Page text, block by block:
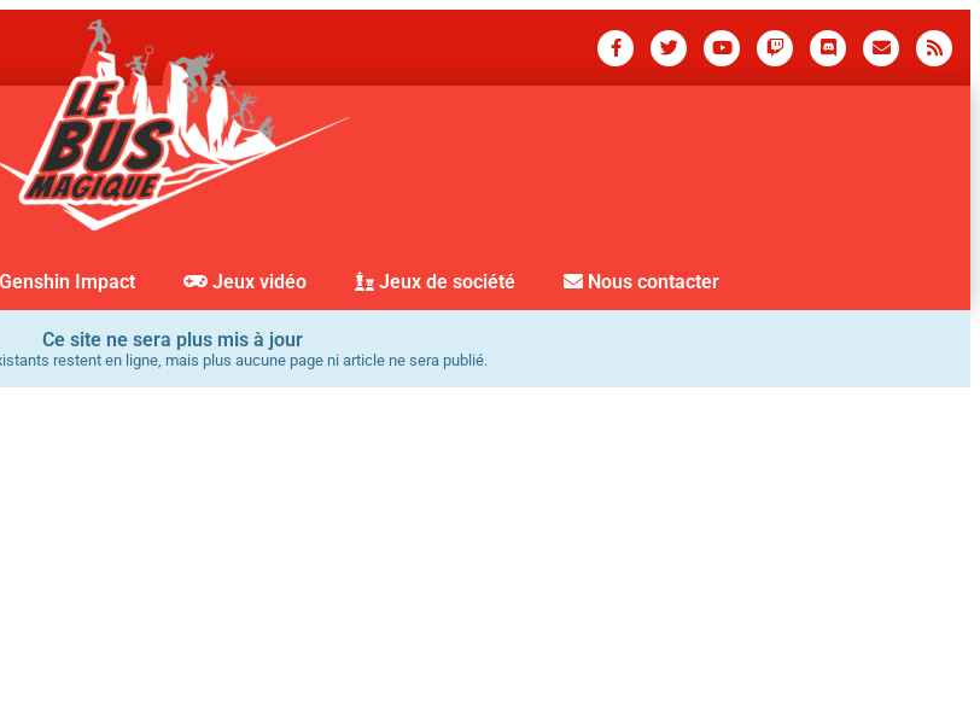
Genshin Impact Jeux vidéo Jeux de société Nous contacter
Ce site ne sera plus mis à jour
restent en ligne, mais plus aucune page ni article ne sera publié.